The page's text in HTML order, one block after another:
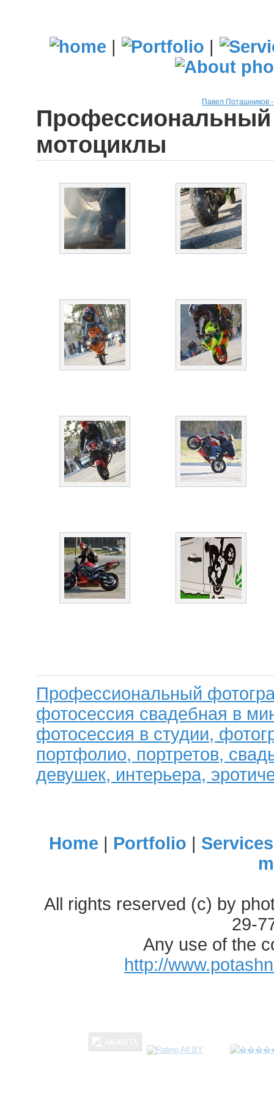
| |
Павел Поташников
мотоциклы
Профессиональный
фотосессия свадебная в
фотосессия в студии,
портфолио, портретов,
девушек, интерьера,
Home | Portfolio | Services
All rights reserved (c) by
29-
Any use of the
http://